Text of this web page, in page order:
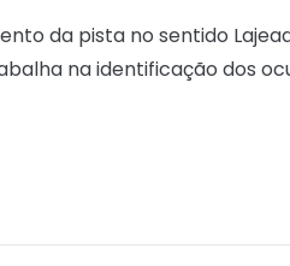
da pista no sentido
na identificação dos